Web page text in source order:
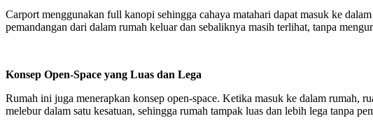
Carport menggunakan full kanopi sehingga cahaya matahari dapat masuk ke
pemandangan dari dalam rumah keluar dan sebaliknya masih terlihat, tanpa
Konsep Open-Space yang Luas dan Lega
Rumah ini juga menerapkan konsep open-space. Ketika masuk ke dalam rumah,
melebur dalam satu kesatuan, sehingga rumah tampak luas dan lebih lega tanpa